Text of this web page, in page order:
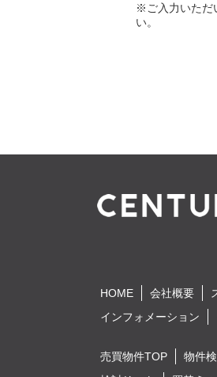
※ご入力いただ
い。
HOME 会社概要
インフォメーション
売買物件TOP 物件